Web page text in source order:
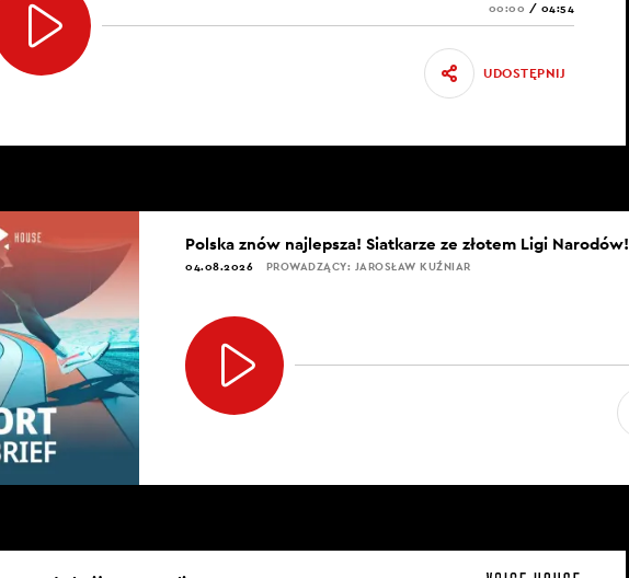
00:00 / 04:54
UDOSTĘPNIJ
Polska znów najlepsza! Siatkarze ze złotem Ligi Narodów!
04.08.2026 PROWADZĄCY: JAROSŁAW KUŹNIAR